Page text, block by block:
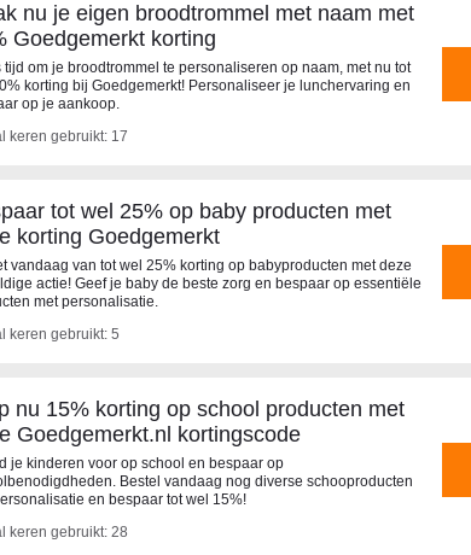
nu je eigen broodtrommel met naam met
Goedgemerkt korting
tijd om je broodtrommel te personaliseren op naam, met nu tot
korting bij Goedgemerkt! Personaliseer je lunchervaring en
op je aankoop.
keren gebruikt: 17
tot wel 25% op baby producten met
korting Goedgemerkt
vandaag van tot wel 25% korting op babyproducten met deze
actie! Geef je baby de beste zorg en bespaar op essentiële
met personalisatie.
keren gebruikt: 5
nu 15% korting op school producten met
Goedgemerkt.nl kortingscode
je kinderen voor op school en bespaar op
Bestel vandaag nog diverse schooproducten
en bespaar tot wel 15%!
keren gebruikt: 28